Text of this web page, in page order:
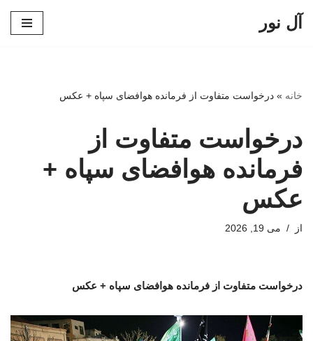
آل نور
خانه » درخواست متفاوت از فرمانده هوافضای سپاه + عکس
درخواست متفاوت از
فرمانده هوافضای سپاه +
عکس
از می 19, 2026
درخواست متفاوت از فرمانده هوافضای سپاه + عکس